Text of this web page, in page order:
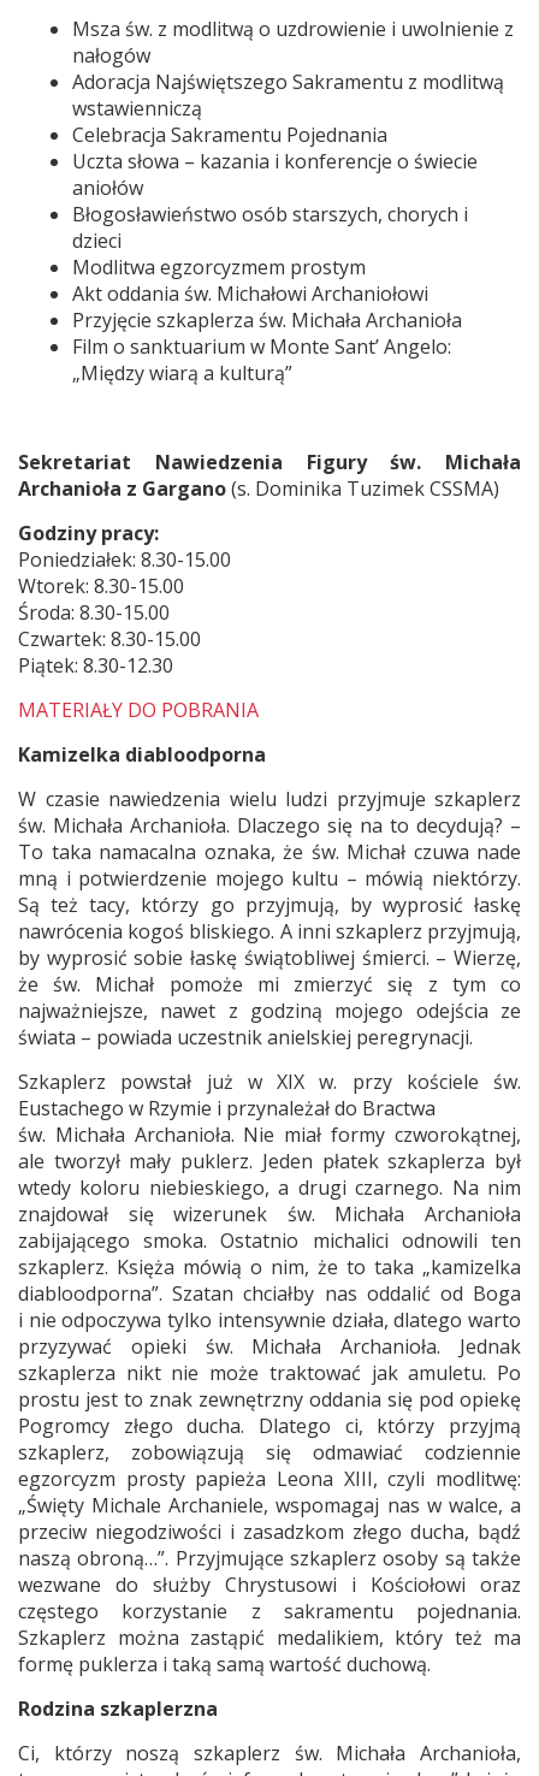
Msza św. z modlitwą o uzdrowienie i uwolnienie z
nałogów
Adoracja Najświętszego Sakramentu z modlitwą
wstawienniczą
Celebracja Sakramentu Pojednania
Uczta słowa – kazania i konferencje o świecie
aniołów
Błogosławieństwo osób starszych, chorych i
dzieci
Modlitwa egzorcyzmem prostym
Akt oddania św. Michałowi Archaniołowi
Przyjęcie szkaplerza św. Michała Archanioła
Film o sanktuarium w Monte Sant’ Angelo:
„Między wiarą a kulturą”
Sekretariat Nawiedzenia Figury św. Michała
Archanioła z Gargano(s. Dominika Tuzimek CSSMA)
Godziny pracy:
Poniedziałek: 8.30-15.00
Wtorek: 8.30-15.00
Środa: 8.30-15.00
Czwartek: 8.30-15.00
Piątek: 8.30-12.30
MATERIAŁY DO POBRANIA
Kamizelka diabloodporna
W czasie nawiedzenia wielu ludzi przyjmuje szkaplerz
św. Michała Archanioła. Dlaczego się na to decydują? –
To taka namacalna oznaka, że św. Michał czuwa nade
mną i potwierdzenie mojego kultu – mówią niektórzy.
Są też tacy, którzy go przyjmują, by wyprosić łaskę
nawrócenia kogoś bliskiego. A inni szkaplerz przyjmują,
by wyprosić sobie łaskę świątobliwej śmierci. – Wierzę,
że św. Michał pomoże mi zmierzyć się z tym co
najważniejsze, nawet z godziną mojego odejścia ze
świata – powiada uczestnik anielskiej peregrynacji.
Szkaplerz powstał już w XIX w. przy kościele św.
Eustachego w Rzymie i przynależał do Bractwa
św. Michała Archanioła. Nie miał formy czworokątnej,
ale tworzył mały puklerz. Jeden płatek szkaplerza był
wtedy koloru niebieskiego, a drugi czarnego. Na nim
znajdował się wizerunek św. Michała Archanioła
zabijającego smoka. Ostatnio michalici odnowili ten
szkaplerz. Księża mówią o nim, że to taka „kamizelka
diabloodporna”. Szatan chciałby nas oddalić od Boga
i nie odpoczywa tylko intensywnie działa, dlatego warto
przyzywać opieki św. Michała Archanioła. Jednak
szkaplerza nikt nie może traktować jak amuletu. Po
prostu jest to znak zewnętrzny oddania się pod opiekę
Pogromcy złego ducha. Dlatego ci, którzy przyjmą
szkaplerz, zobowiązują się odmawiać codziennie
egzorcyzm prosty papieża Leona XIII, czyli modlitwę:
„Święty Michale Archaniele, wspomagaj nas w walce, a
przeciw niegodziwości i zasadzkom złego ducha, bądź
naszą obroną…”. Przyjmujące szkaplerz osoby są także
wezwane do służby Chrystusowi i Kościołowi oraz
częstego korzystanie z sakramentu pojednania.
Szkaplerz można zastąpić medalikiem, który też ma
formę puklerza i taką samą wartość duchową.
Rodzina szkaplerzna
Ci, którzy noszą szkaplerz św. Michała Archanioła,